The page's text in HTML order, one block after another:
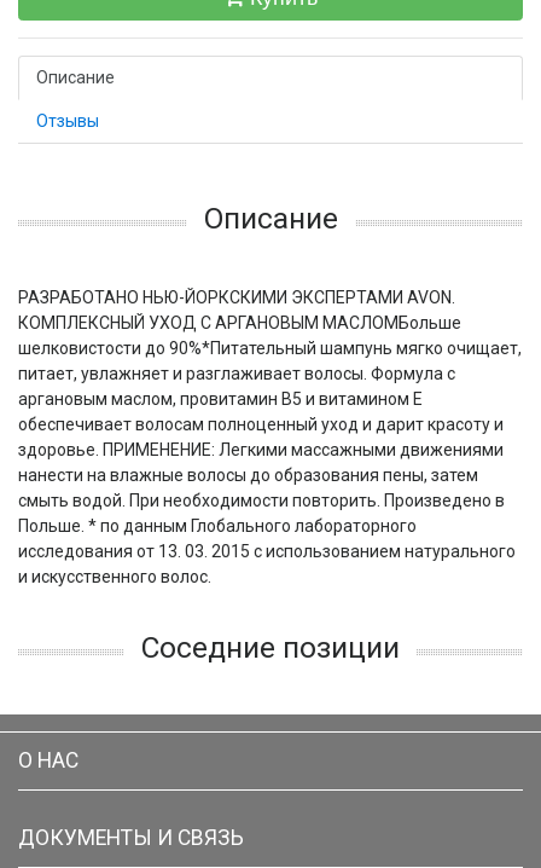
Описание
Отзывы
Описание
РАЗРАБОТАНО НЬЮ-ЙОРКСКИМИ ЭКСПЕРТАМИ AVON.
КОМПЛЕКСНЫЙ УХОД С АРГАНОВЫМ МАСЛОМБольше
шелковистости до 90%*Питательный шампунь мягко очищает,
питает, увлажняет и разглаживает волосы. Формула с
аргановым маслом, провитамин B5 и витамином Е
обеспечивает волосам полноценный уход и дарит красоту и
здоровье. ПРИМЕНЕНИЕ: Легкими массажными движениями
нанести на влажные волосы до образования пены, затем
смыть водой. При необходимости повторить. Произведено в
Польше. * по данным Глобального лабораторного
исследования от 13. 03. 2015 с использованием натурального
и искусственного волос.
Соседние позиции
О НАС
ДОКУМЕНТЫ И СВЯЗЬ